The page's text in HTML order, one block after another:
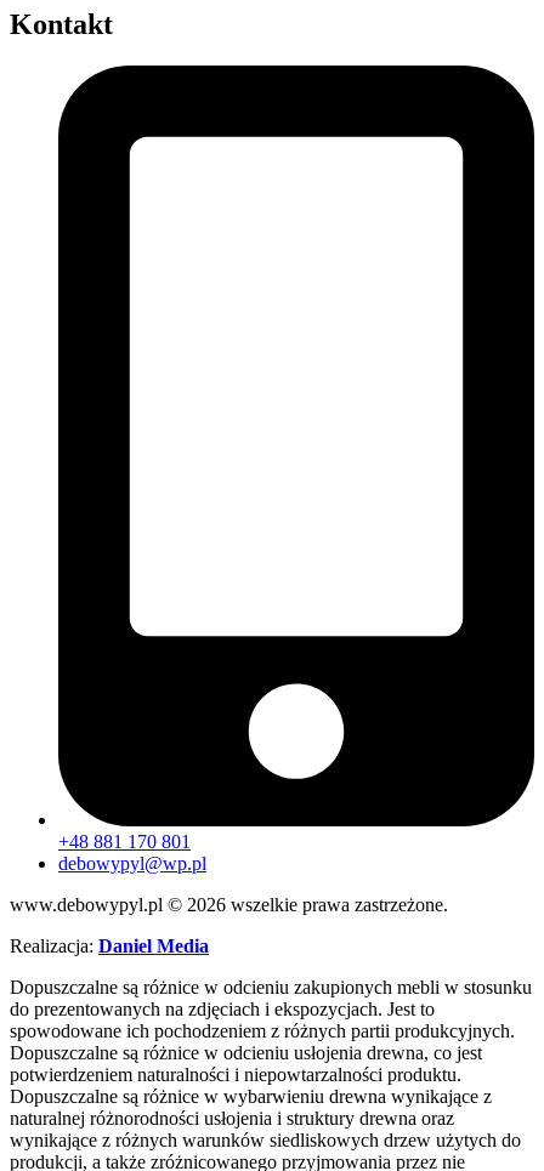
Kontakt
+48 881 170 801
debowypyl@wp.pl
www.debowypyl.pl © 2026 wszelkie prawa zastrzeżone.
Realizacja: Daniel Media
Dopuszczalne są różnice w odcieniu zakupionych mebli w stosunku
do prezentowanych na zdjęciach i ekspozycjach. Jest to
spowodowane ich pochodzeniem z różnych partii produkcyjnych.
Dopuszczalne są różnice w odcieniu usłojenia drewna, co jest
potwierdzeniem naturalności i niepowtarzalności produktu.
Dopuszczalne są różnice w wybarwieniu drewna wynikające z
naturalnej różnorodności usłojenia i struktury drewna oraz
wynikające z różnych warunków siedliskowych drzew użytych do
produkcji, a także zróżnicowanego przyjmowania przez nie